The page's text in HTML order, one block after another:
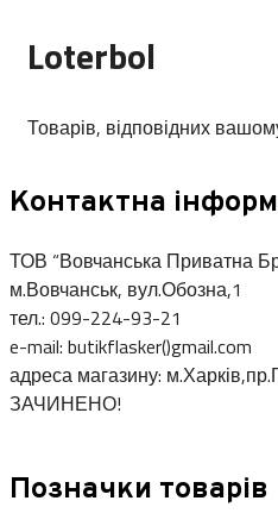
Loterbol
Товарів, відповідних
Контактна
ТОВ “Вовчанська Приватна
м.Вовчанськ, вул.Обозна,1
тел.: 099-224-93-21
e-mail: butikflasker()gmail.com
адреса магазину:
ЗАЧИНЕНО!
Позначки товарів